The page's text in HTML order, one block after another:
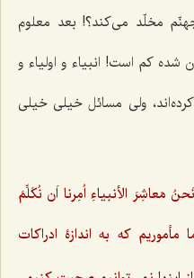
مخلّد می‌کند؟! بعد معلوم
کم است! انبیاء و اولیاء و
ولی مسائل خیلی خیلی
مَعاشِرَ الأنبیاءِ اُمِرنا اَن نُکَلِّمَ
مأموریم که به اندازۀ ادراکات